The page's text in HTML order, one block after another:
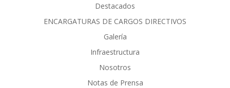
Destacados
ENCARGATURAS DE CARGOS DIRECTIVOS
Galería
Infraestructura
Nosotros
Notas de Prensa